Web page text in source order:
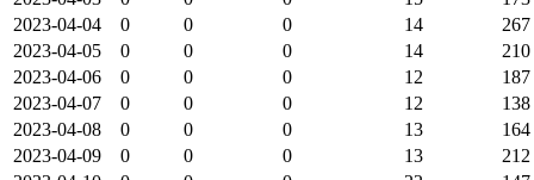
2023-04-04
0 0 0 14
267
2023-04-05
0 0 0 14
210
2023-04-06
0 0 0 12
187
2023-04-07
0 0 0 12
138
2023-04-08
0 0 0 13
164
2023-04-09
0 0 0 13
212